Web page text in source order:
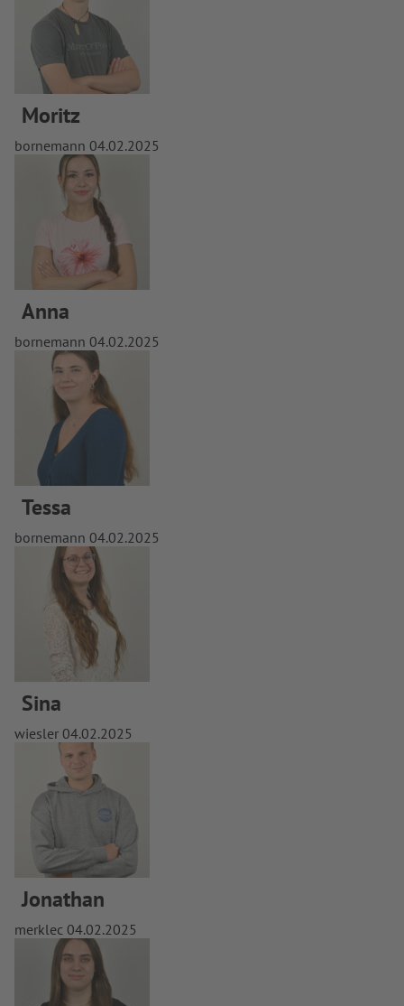
Moritz
bornemann 04.02.2025
Anna
bornemann 04.02.2025
Tessa
bornemann 04.02.2025
Sina
wiesler 04.02.2025
Jonathan
merklec 04.02.2025